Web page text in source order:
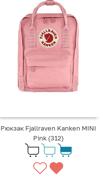
Рюкзак Fjallraven Kanken MINI
Pink (312)